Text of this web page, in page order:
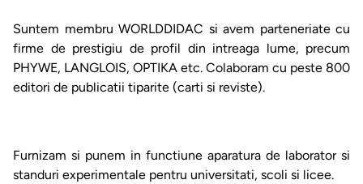
Suntem membru WORLDDIDAC si avem parteneriate cu
firme de prestigiu de profil din intreaga lume, precum
PHYWE, LANGLOIS, OPTIKA etc. Colaboram cu peste 800
editori de publicatii tiparite (carti si reviste).
Furnizam si punem in functiune aparatura de laborator si
standuri experimentale pentru universitati, scoli si licee.